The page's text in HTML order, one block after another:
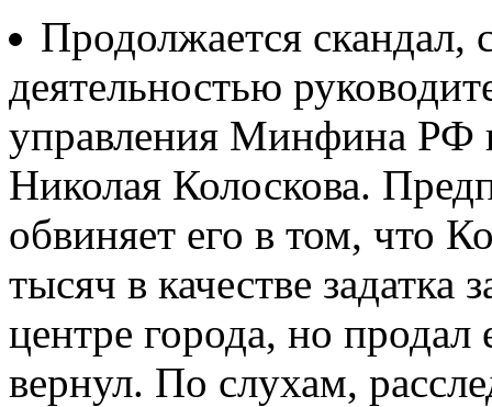
Продолжается скандал,
деятельностью
управления Минфина РФ
Николая Колоскова.
обвиняет его в том, что
тысяч в качестве задатка
центре города, но продал
вернул. По слухам,